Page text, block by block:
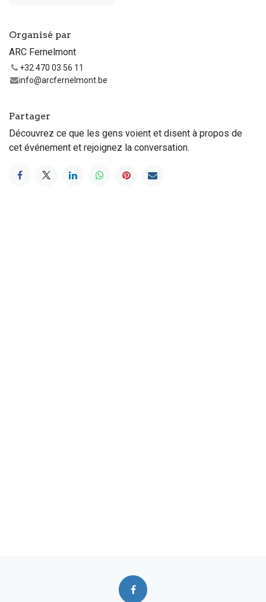
Organisé par
ARC Fernelmont
+32 470 03 56 11
info@arcfernelmont.be
Partager
Découvrez ce que les gens voient et disent à propos de
cet événement et rejoignez la conversation.